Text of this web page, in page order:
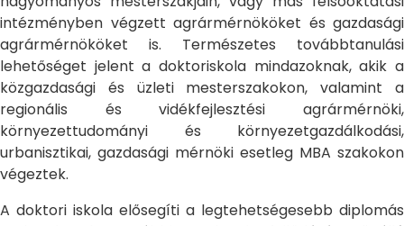
intézményben végzett agrármérnököket és gazdasági
agrármérnököket is. Természetes továbbtanulási
lehetőséget jelent a doktoriskola mindazoknak, akik a
közgazdasági és üzleti mesterszakokon, valamint a
regionális és vidékfejlesztési agrármérnöki,
környezettudományi és környezetgazdálkodási,
urbanisztikai, gazdasági mérnöki esetleg MBA szakokon
végeztek.
A doktori iskola elősegíti a legtehetségesebb diplomás